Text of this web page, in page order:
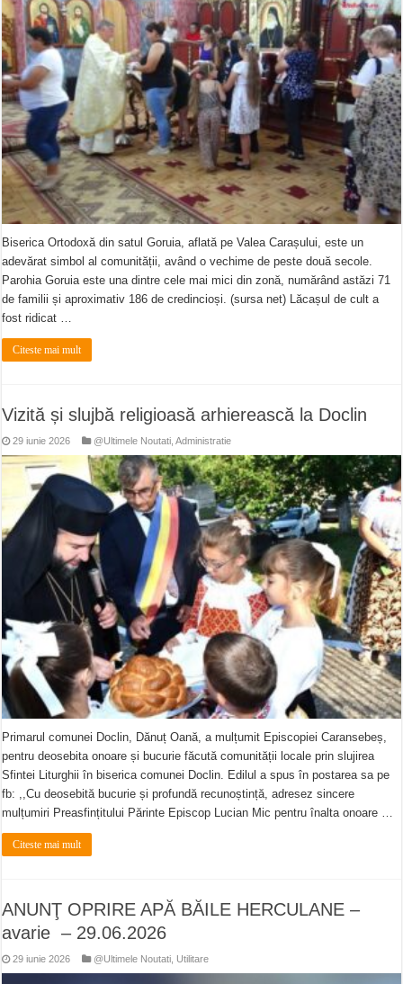
Biserica Ortodoxă din satul Goruia, aflată pe Valea Carașului, este un
adevărat simbol al comunității, având o vechime de peste două secole.
Parohia Goruia este una dintre cele mai mici din zonă, numărând astăzi 71
de familii și aproximativ 186 de credincioși. (sursa net) Lăcașul de cult a
fost ridicat …
Citeste mai mult
Vizită și slujbă religioasă arhierească la Doclin
29 iunie 2026 @Ultimele Noutati ,Administratie
Primarul comunei Doclin, Dănuț Oană, a mulțumit Episcopiei Caransebeș,
pentru deosebita onoare și bucurie făcută comunității locale prin slujirea
Sfintei Liturghii în biserica comunei Doclin. Edilul a spus în postarea sa pe
fb: ,,Cu deosebită bucurie și profundă recunoștință, adresez sincere
mulțumiri Preasfințitului Părinte Episcop Lucian Mic pentru înalta onoare …
Citeste mai mult
ANUNŢ OPRIRE APĂ BĂILE HERCULANE –
avarie – 29.06.2026
29 iunie 2026 @Ultimele Noutati Utilitare